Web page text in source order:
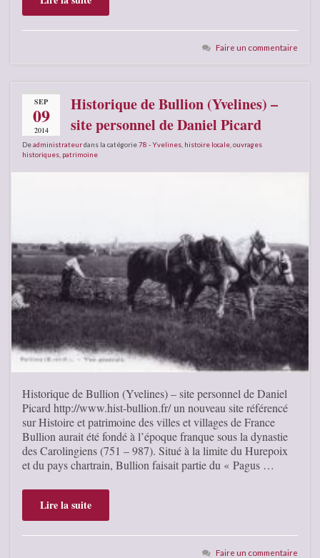
Faire un commentaire
SEP
09
2014
Historique de Bullion (Yvelines) –
site personnel de Daniel Picard
Deadministrateurdans la catégorie78 - Yvelines histoire locale ouvrages
historiques patrimoine
Historique de Bullion (Yvelines) – site personnel de Daniel
Picard http://www.hist-bullion.fr/ un nouveau site référencé
sur Histoire et patrimoine des villes et villages de France
Bullion aurait été fondé à l’époque franque sous la dynastie
des Carolingiens (751 – 987). Situé à la limite du Hurepoix
et du pays chartrain, Bullion faisait partie du « Pagus …
Lire la suite
Faire un commentaire